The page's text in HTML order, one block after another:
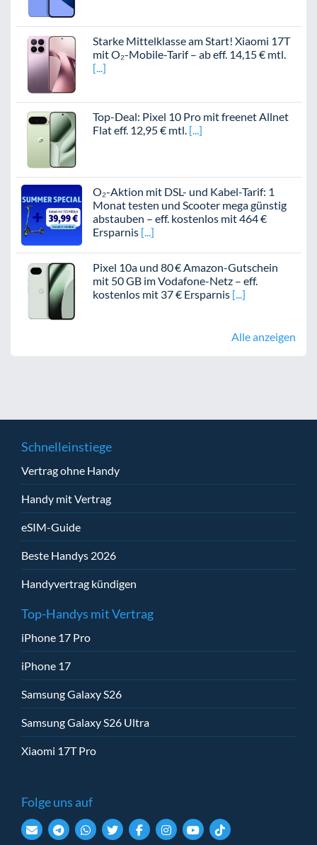
Starke Mittelklasse am Start! Xiaomi 17T
mit O₂-Mobile-Tarif – ab eff. 14,15 € mtl.
Top-Deal: Pixel 10 Pro mit freenet Allnet
Flat eff. 12,95 € mtl.
O₂-Aktion mit DSL- und Kabel-Tarif: 1
Monat testen und Scooter mega günstig
abstauben – eff. kostenlos mit 464 €
Ersparnis
Pixel 10a und 80 € Amazon-Gutschein
mit 50 GB im Vodafone-Netz – eff.
kostenlos mit 37 € Ersparnis
Alle anzeigen
Schnelleinstiege
Vertrag ohne Handy
Handy mit Vertrag
eSIM-Guide
Beste Handys 2026
Handyvertrag kündigen
Top-Handys mit Vertrag
iPhone 17 Pro
iPhone 17
Samsung Galaxy S26
Samsung Galaxy S26 Ultra
Xiaomi 17T Pro
Folge uns auf